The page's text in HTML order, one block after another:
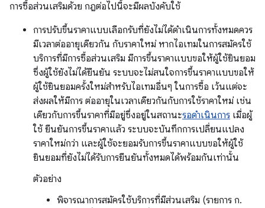
การซื้อส่วนเสริมด้วย กฎต่อไปนี้จะมีผลบังคับใช้
การปรับขึ้นราคาแบบเลือกรับที่ยังไม่ได้ดำเนินการทั้งหมดควร
มีเวลาต่ออายุเดียวกัน กับราคาใหม่ หากไอเทมในการสมัครใช้
บริการที่มีการซื้อส่วนเสริม มีการขึ้นราคาแบบขอให้ผู้ใช้ยินยอม
ซึ่งผู้ใช้ยังไม่ได้ยืนยัน ระบบจะไม่สนใจการขึ้นราคาแบบขอให้
ผู้ใช้ยินยอมครั้งใหม่สำหรับไอเทมอื่นๆ ในการซื้อ เว้นแต่จะ
ส่งผลให้มีการ ต่ออายุในเวลาเดียวกันกับการใช้ราคาใหม่ เช่น
เดียวกับการขึ้นราคาที่มีอยู่ซึ่งอยู่ในสถานะรอดำเนินการ เมื่อผู้
ใช้ ยืนยันการขึ้นราคาแล้ว ระบบจะบันทึกการเปลี่ยนแปลง
ราคาใหม่กว่า และผู้ใช้จะยอมรับการขึ้นราคาแบบขอให้ผู้ใช้
ยินยอมที่ยังไม่ได้รับการยืนยันทั้งหมดได้พร้อมกันเท่านั้น
ตัวอย่าง
พิจารณาการสมัครใช้บริการที่มีส่วนเสริม (รายการ ก.